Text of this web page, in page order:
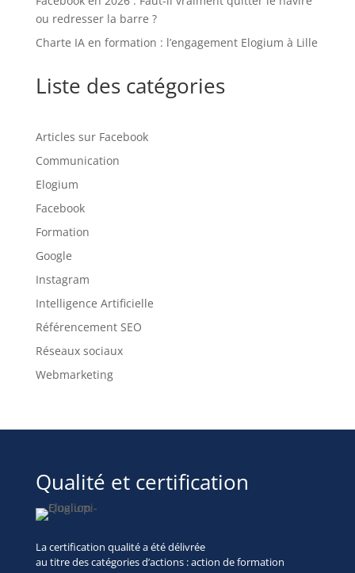
ou redresser la barre ?
Charte IA en formation : l’engagement Elogium à Lille
Liste des catégories
Articles sur Facebook
Communication
Elogium
Facebook
Formation
Google
Instagram
Intelligence Artificielle
Référencement SEO
Réseaux sociaux
Webmarketing
Qualité et certification
La certification qualité a été délivrée
au titre descatégories d’actions : action de formation